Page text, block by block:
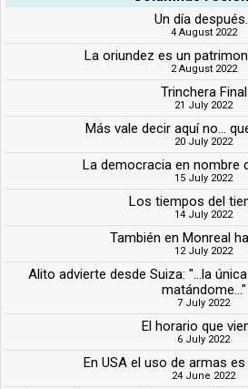
Un día
4 August 2022
La oriundez es un
2 August 2022
Trinchera Final
21 July 2022
Más vale decir aquí no...
20 July 2022
La democracia en nombre
15 July 2022
Los tiempos del
14 July 2022
También en Monreal
12 July 2022
Alito advierte desde Suiza: "...la
matándome..."
7 July 2022
El horario que
6 July 2022
En USA el uso de armas es
24 June 2022